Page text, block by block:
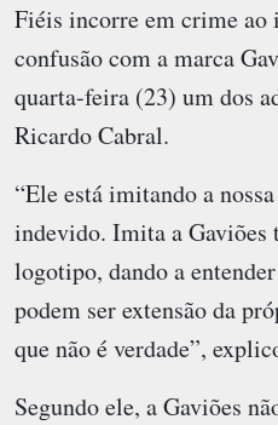
Fiéis incorre em crime ao
confusão com a marca
quarta-feira (23) um dos
Ricardo Cabral.
“Ele está imitando a
indevido. Imita a Gaviões
logotipo, dando a
podem ser extensão da
que não é verdade”,
Segundo ele, a Gaviões